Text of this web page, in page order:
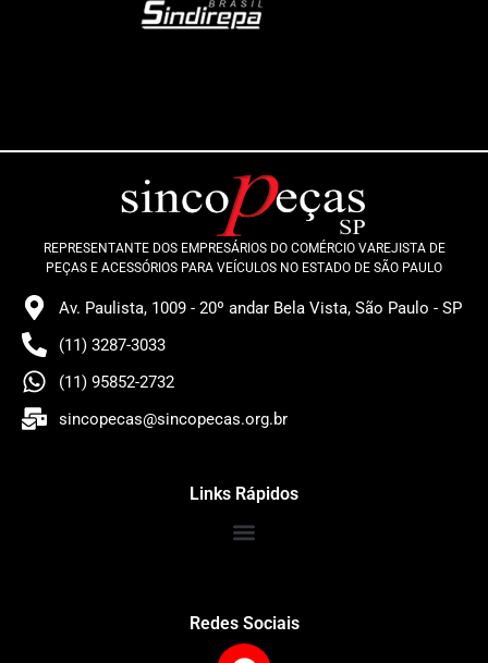
REPRESENTANTE DOS EMPRESÁRIOS DO COMÉRCIO VAREJISTA DE
PEÇAS E ACESSÓRIOS PARA VEÍCULOS NO ESTADO DE SÃO PAULO
Av. Paulista, 1009 - 20º andar Bela Vista, São Paulo - SP
(11) 3287-3033
(11) 95852-2732
sincopecas@sincopecas.org.br
Links Rápidos
Redes Sociais